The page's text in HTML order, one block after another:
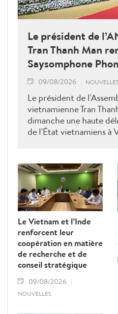
Le président de
Tran Thanh Man
Saysomphone
09/08/2026
Le président de
vietnamienne Tran
dimanche une haute
de l’État vietnamiens à
Phomvihane,
au renforcement des
de solidarité entre les
Le Vietnam et l’Inde
renforcent leur
coopération en matière
de recherche et de
conseil stratégique
09/08/2026
NOUVELLES